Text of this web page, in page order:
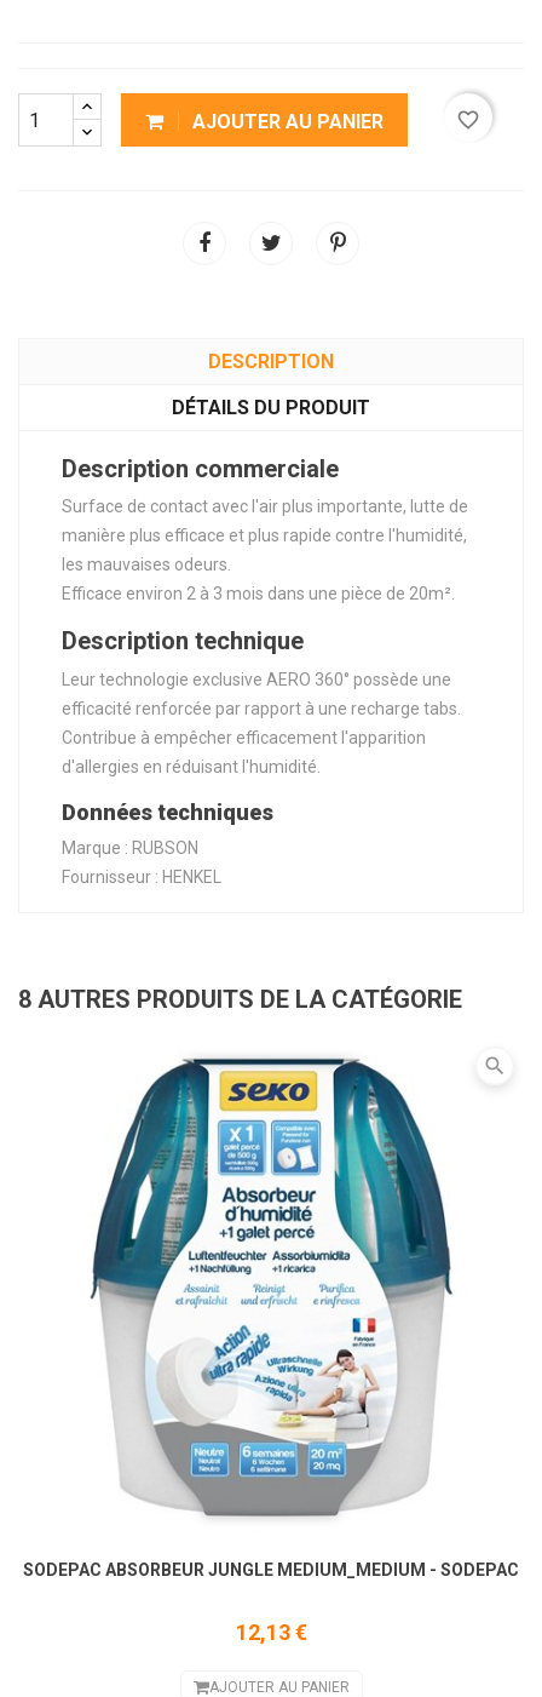
AJOUTER AU PANIER favorite_border
DESCRIPTION
DÉTAILS DU PRODUIT
Description commerciale
Surface de contact avec l'air plus importante, lutte de
manière plus efficace et plus rapide contre l'humidité,
les mauvaises odeurs.
Efficace environ 2 à 3 mois dans une pièce de 20m².
Description technique
Leur technologie exclusive AERO 360° possède une
efficacité renforcée par rapport à une recharge tabs.
Contribue à empêcher efficacement l'apparition
d'allergies en réduisant l'humidité.
Données techniques
Marque : RUBSON
Fournisseur : HENKEL
8 AUTRES PRODUITS DE LA CATÉGORIE
SODEPAC ABSORBEUR JUNGLE MEDIUM_MEDIUM - SODEPAC
12,13 €
AJOUTER AU PANIER
search